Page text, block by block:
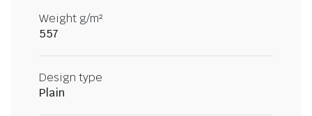
Weight g/m²
557
Design type
Plain